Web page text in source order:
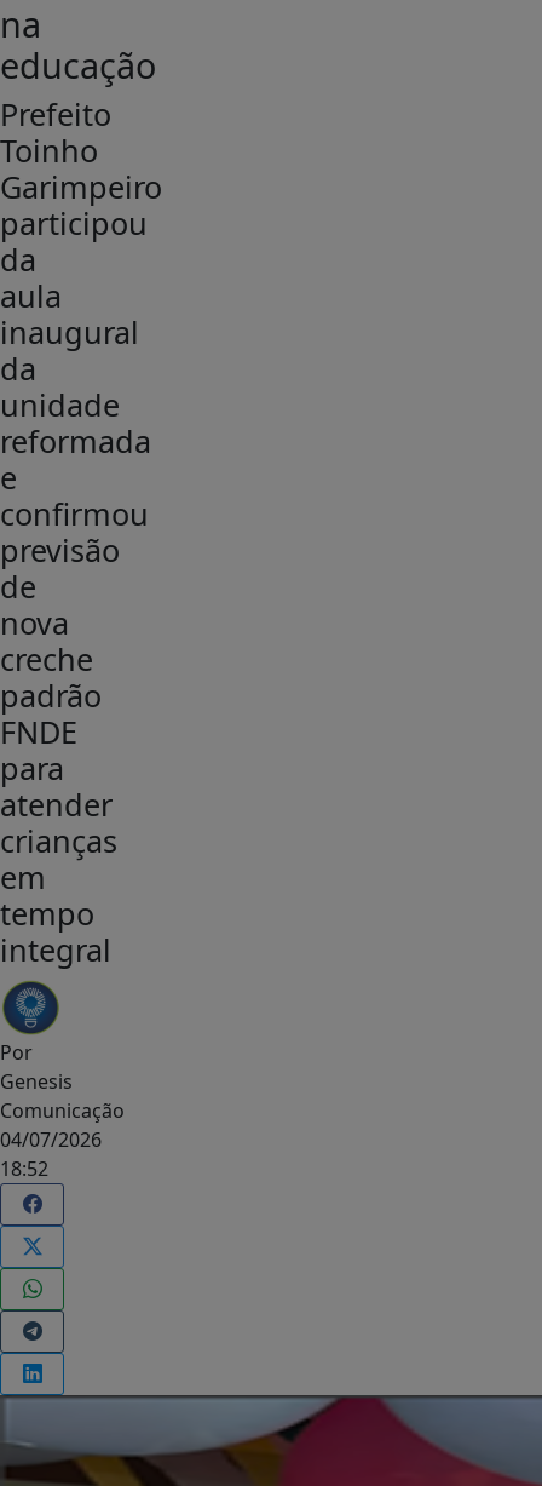
na
educação
Prefeito
Toinho
Garimpeiro
participou
da
aula
inaugural
da
unidade
reformada
e
confirmou
previsão
de
nova
creche
padrão
FNDE
para
atender
crianças
em
tempo
integral
Por
Genesis
Comunicação
04/07/2026
18:52